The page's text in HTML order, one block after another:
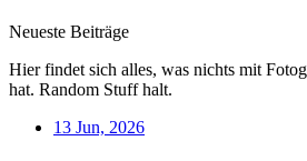
Neueste Beiträge
Hier findet sich alles, was nichts mit
hat. Random Stuff halt.
13 Jun, 2026